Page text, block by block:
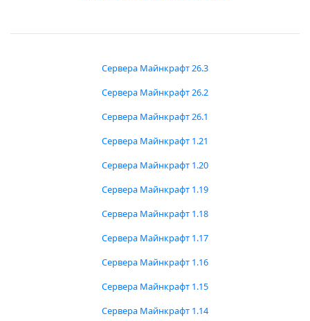
Сервера Майнкрафт 26.3
Сервера Майнкрафт 26.2
Сервера Майнкрафт 26.1
Сервера Майнкрафт 1.21
Сервера Майнкрафт 1.20
Сервера Майнкрафт 1.19
Сервера Майнкрафт 1.18
Сервера Майнкрафт 1.17
Сервера Майнкрафт 1.16
Сервера Майнкрафт 1.15
Сервера Майнкрафт 1.14